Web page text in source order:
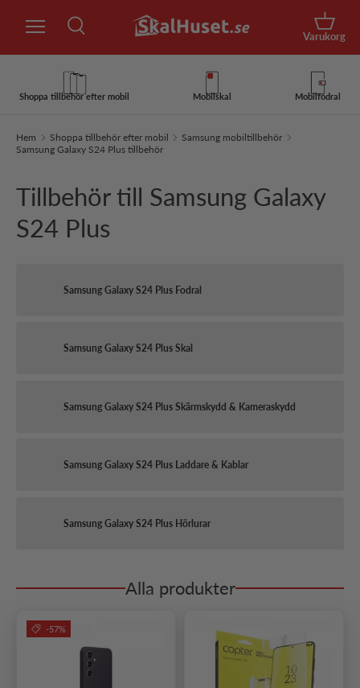
Hoppa till innehåll
Sök
Korg
Varukorg
Shoppa tillbehör efter mobil Mobilskal Mobilfodral
Hem Shoppa tillbehör efter mobil
Samsung mobiltillbehör
Samsung Galaxy S24 Plus tillbehör
Tillbehör till Samsung Galaxy
S24 Plus
Samsung Galaxy S24 Plus Fodral
Samsung Galaxy S24 Plus Skal
Samsung Galaxy S24 Plus Skärmskydd & Kameraskydd
Samsung Galaxy S24 Plus Laddare & Kablar
Samsung Galaxy S24 Plus Hörlurar
Alla produkter
-57%